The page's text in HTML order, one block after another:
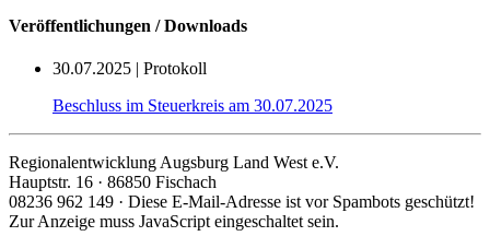
Veröffentlichungen / Downloads
30.07.2025 | Protokoll
Beschluss im Steuerkreis am 30.07.2025
Regionalentwicklung Augsburg Land West e.V.
Hauptstr. 16 · 86850 Fischach
08236 962 149 · Diese E-Mail-Adresse ist vor Spambots geschützt!
Zur Anzeige muss JavaScript eingeschaltet sein.